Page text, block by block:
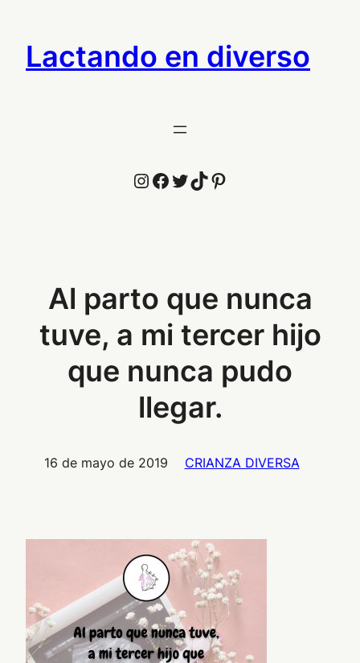
contenido
Lactando en diverso
Instagram
Facebook
Twitter
TikTok
Pinterest
Al parto que nunca
tuve, a mi tercer hijo
que nunca pudo
llegar.
16 de mayo de 2019 CRIANZA DIVERSA